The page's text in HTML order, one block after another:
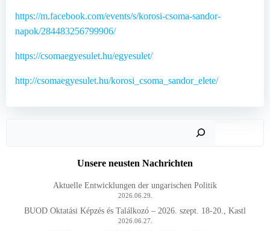
https://m.facebook.com/events/s/korosi-csoma-sandor-
napok/284483256799906/
https://csomaegyesulet.hu/egyesulet/
http://csomaegyesulet.hu/korosi_csoma_sandor_elete/
Unsere neusten Nachrichten
Aktuelle Entwicklungen der ungarischen Politik
2026.06.29.
BUOD Oktatási Képzés és Találkozó – 2026. szept. 18-20., Kastl
2026.06.27.